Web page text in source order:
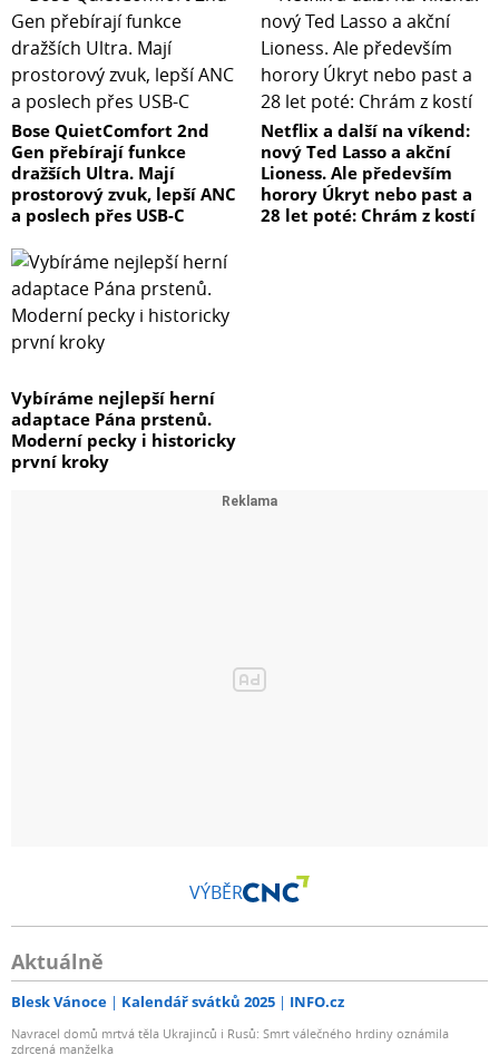
Bose QuietComfort 2nd
Gen přebírají funkce
dražších Ultra. Mají
prostorový zvuk, lepší ANC
a poslech přes USB-C
Netflix a další na víkend:
nový Ted Lasso a akční
Lioness. Ale především
horory Úkryt nebo past a
28 let poté: Chrám z kostí
Vybíráme nejlepší herní
adaptace Pána prstenů.
Moderní pecky i historicky
první kroky
VÝBĚR
Aktuálně
Blesk Vánoce Kalendář svátků 2025 INFO.cz
Navracel domů mrtvá těla Ukrajinců i Rusů: Smrt válečného hrdiny oznámila
zdrcená manželka